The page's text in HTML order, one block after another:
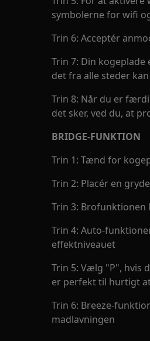
symbolerne for wifi
Trin 6: Acceptér
Trin 7: Din
det fra alle steder
Trin 8: Når du er
det sker, ved du, at
BRIDGE-FUNKTION
Trin 1: Tænd for
Trin 2: Placér en
Trin 3:
Trin 4: Auto-
effektniveauet
Trin 5: Vælg "P", hvis
er perfekt til hurtigt
Trin 6: Breeze-
madlavningen